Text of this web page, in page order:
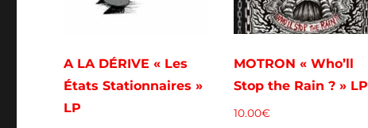
A LA DÉRIVE « Les
États Stationnaires »
LP
MOTRON « Who’ll
Stop the Rain ? » LP
10.00€